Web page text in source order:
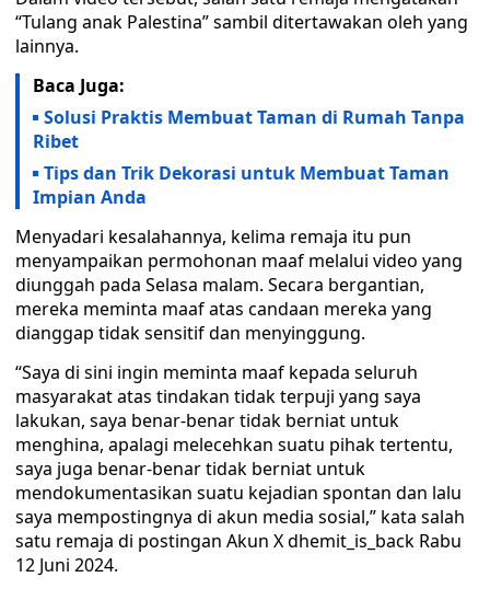
“Tulang anak Palestina” sambil ditertawakan oleh yang
lainnya.
Baca Juga:
Solusi Praktis Membuat Taman di Rumah Tanpa
Ribet
Tips dan Trik Dekorasi untuk Membuat Taman
Impian Anda
Menyadari kesalahannya, kelima remaja itu pun
menyampaikan permohonan maaf melalui video yang
diunggah pada Selasa malam. Secara bergantian,
mereka meminta maaf atas candaan mereka yang
dianggap tidak sensitif dan menyinggung.
“Saya di sini ingin meminta maaf kepada seluruh
masyarakat atas tindakan tidak terpuji yang saya
lakukan, saya benar-benar tidak berniat untuk
menghina, apalagi melecehkan suatu pihak tertentu,
saya juga benar-benar tidak berniat untuk
mendokumentasikan suatu kejadian spontan dan lalu
saya mempostingnya di akun media sosial,” kata salah
satu remaja di postingan Akun X dhemit_is_back Rabu
12 Juni 2024.